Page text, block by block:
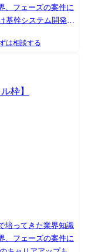
、フェーズの案件に
業管理システム開
サイト企画開発
ロジェクト候補を獲
実施 ※案件を持ち寄
社が定める条件に
と営業が面談 ※今ま
は相談する
枠】
培ってきた業界知識
、フェーズの案件に